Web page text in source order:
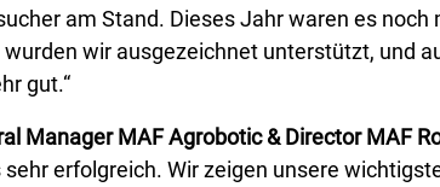
am Stand. Dieses Jahr waren es
wir ausgezeichnet unterstützt, und
gut.“
Manager MAF Agrobotic & Director MAF
sehr erfolgreich. Wir zeigen unsere